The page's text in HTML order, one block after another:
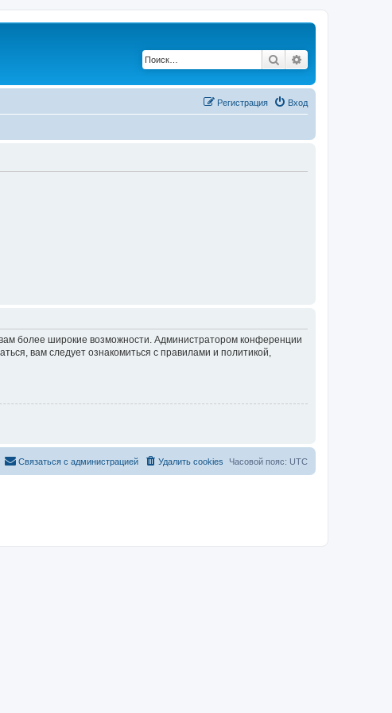
Поиск
Вход
Регистрация
более широкие возможности. Администратором конференции
вам следует ознакомиться с правилами и политикой,
Часовой пояс: UTC
Удалить cookies
Связаться с администрацией